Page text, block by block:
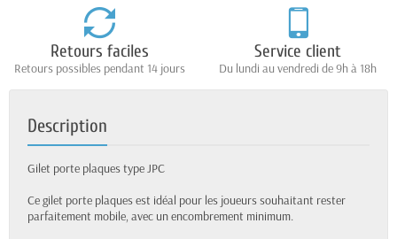
Retours faciles
Retours possibles pendant 14 jours
Service client
Du lundi au vendredi de 9h à 18h
Description
Gilet porte plaques type JPC
Ce gilet porte plaques est idéal pour les joueurs souhaitant rester
parfaitement mobile, avec un encombrement minimum.